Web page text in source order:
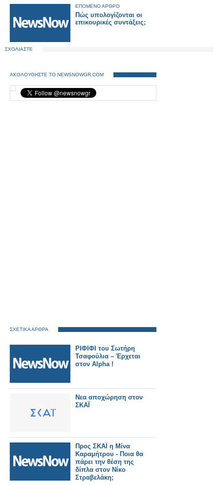
ΕΠΟΜΕΝΟ ΑΡΘΡΟ
Πώς υπολογίζονται οι
επικουρικές συντάξεις;
ΣΧΟΛΙΑΣΤΕ
ΑΚΟΛΟΥΘΗΣΤΕ ΤΟ NEWSNOWGR.COM
ΣΧΕΤΙΚΑ ΑΡΘΡΑ
ΡΙΦΙΦΙ του Σωτήρη
Τσαφούλια – Έρχεται
στον Alpha !
Νεα αποχώρηση στον
ΣΚΑΪ
Προς ΣΚΑΪ η Μίνα
Καραμήτρου - Ποια θα
πάρει την θέση της
δίπλα στον Νίκο
Στραβελάκη;